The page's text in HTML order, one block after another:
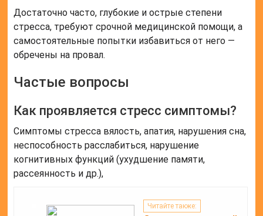
Достаточно часто, глубокие и острые степени
стресса, требуют срочной медицинской помощи, а
самостоятельные попытки избавиться от него —
обречены на провал.
Частые вопросы
Как проявляется стресс симптомы?
Симптомы стресса вялость, апатия, нарушения сна,
неспособность расслабиться, нарушение
когнитивных функций (ухудшение памяти,
рассеянность и др.),
Читайте также: